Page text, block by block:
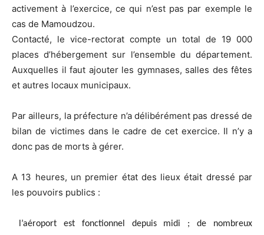
activement à l’exercice, ce qui n’est pas par exemple le
cas de Mamoudzou.
Contacté, le vice-rectorat compte un total de 19 000
places d’hébergement sur l’ensemble du département.
Auxquelles il faut ajouter les gymnases, salles des fêtes
et autres locaux municipaux.
Par ailleurs, la préfecture n’a délibérément pas dressé de
bilan de victimes dans le cadre de cet exercice. Il n’y a
donc pas de morts à gérer.
A 13 heures, un premier état des lieux était dressé par
les pouvoirs publics :
l’aéroport est fonctionnel depuis midi ; de nombreux